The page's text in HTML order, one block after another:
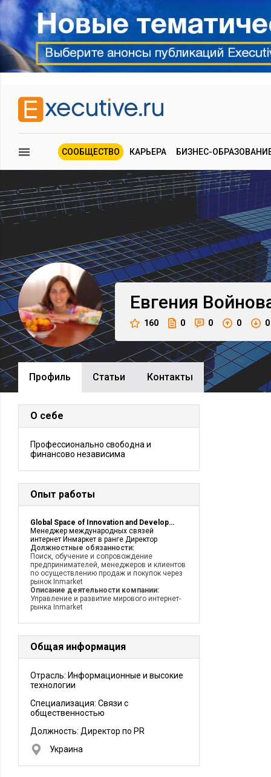
СООБЩЕСТВО КАРЬЕРА БИЗНЕС-
Евгения
160 0 0 0 0
Профиль Cтатьи Контакты
О себе
Профессионально свободна и
финансово независима
Опыт работы
Global Space of Innovation and Development Inmarket
Менеджер международных связей
интернет Инмаркет в ранге Директор
Должностные обязанности:
Поиск, обучение и сопровождение
предпринимателей, менеджеров и клиентов
по осуществлению продаж и покупок через
рынок Inmarket
Описание деятельности компании:
Управление и развитие мирового интернет-
рынка Inmarket
Общая информация
Отрасль: Информационные и высокие
технологии
Специализация: Связи с
общественностью
Должность: Директор по PR
Украина